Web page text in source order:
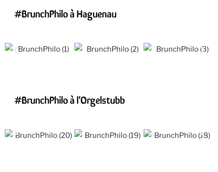
#BrunchPhilo à Haguenau
#BrunchPhilo à l'Orgelstubb